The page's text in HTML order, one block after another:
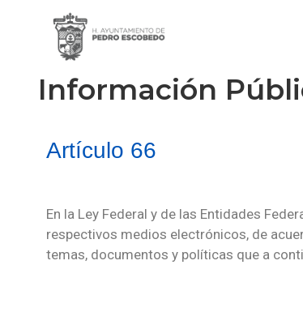
Información
Artículo 66
En la Ley Federal y de las Entidades
respectivos medios electrónicos, de
temas, documentos y políticas que a